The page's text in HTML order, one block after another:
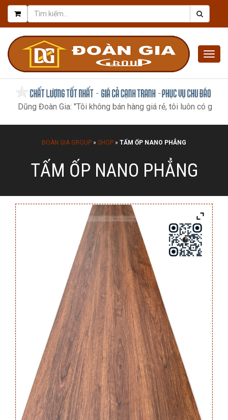
Đoàn Gia: "Tôi không bán hàng giá rẻ, tôi luôn có giá tốt
ĐOÀN GIA GROUP » SHOP » TẤM ỐP NANO PHẲNG
TẤM ỐP NANO PHẲNG